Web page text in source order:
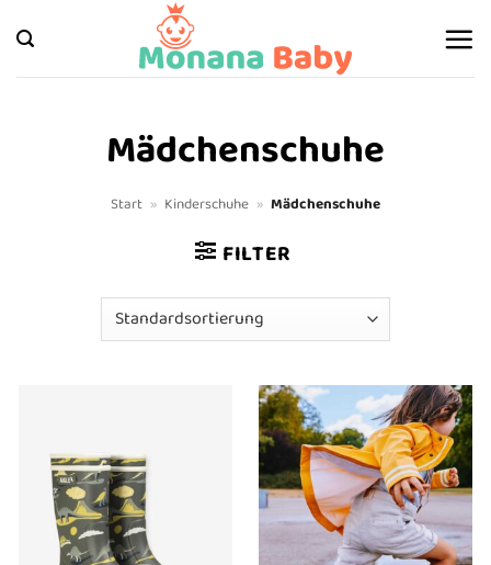
Inhalt
springen
Mädchenschuhe
Start » Kinderschuhe » Mädchenschuhe
FILTER